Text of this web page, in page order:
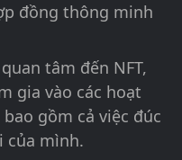
đồng thông minh
tâm đến NFT,
gia vào các hoạt
gồm cả việc đúc
của mình.